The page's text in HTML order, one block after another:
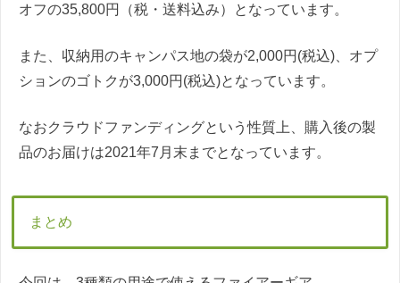
オフの35,800円（税・送料込み）となっています。
また、収納用のキャンパス地の袋が2,000円(税込)、オプ
ションのゴトクが3,000円(税込)となっています。
なおクラウドファンディングという性質上、購入後の製
品のお届けは2021年7月末までとなっています。
まとめ